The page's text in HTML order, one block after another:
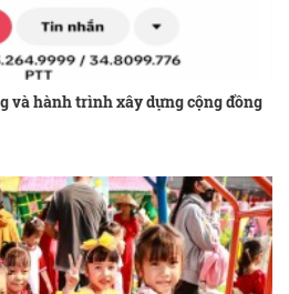
và hành trình xây dựng cộng đồng